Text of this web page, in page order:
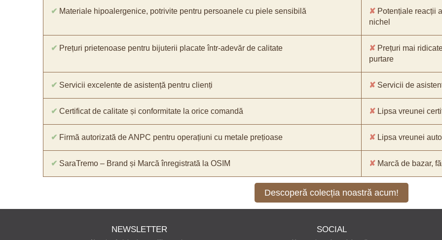
✔ Materiale hipoalergenice, potrivite pentru persoanele cu piele sensibilă ✘ Potențiale reacții
nichel
✔ Prețuri prietenoase pentru bijuterii placate într-adevăr de calitate ✘ Prețuri mai
purtare
✔ Servicii excelente de asistență pentru clienți ✘ Servicii de
✔ Certificat de calitate și conformitate la orice comandă ✘ Lipsa vreunei
✔ Firmă autorizată de ANPC pentru operațiuni cu metale prețioase ✘ Lipsa vreunei
✔ SaraTremo – Brand și Marcă înregistrată la OSIM ✘ Marcă de bazar,
Descoperă colecția noastră acum!
NEWSLETTER SOCIAL